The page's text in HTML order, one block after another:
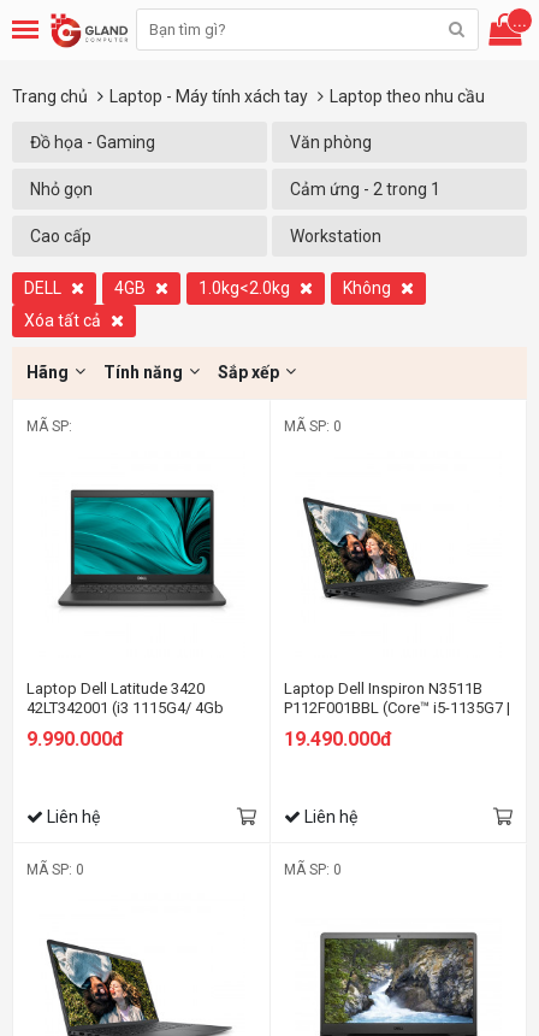
...
Trang chủ Laptop - Máy tính xách tay Laptop theo nhu cầu
Đồ họa - Gaming Văn phòng
Nhỏ gọn Cảm ứng - 2 trong 1
Cao cấp Workstation
DELL 4GB 1.0kg<2.0kg
Không
Xóa tất cả
Hãng Tính năng Sắp xếp
MÃ SP:
Laptop Dell Latitude 3420
42LT342001 (i3 1115G4/ 4Gb
HD/VGA ON/ DOS/Black)
9.990.000đ
Liên hệ
MÃ SP: 0
Laptop Dell Inspiron N3511B
P112F001BBL (Core™ i5-1135G7 |
inch FHD | Win 10 | Office | Đen)
19.490.000đ
Liên hệ
MÃ SP: 0 MÃ SP: 0